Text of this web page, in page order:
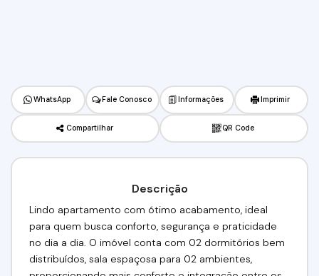
WhatsApp Fale Conosco Informações Imprimir
Compartilhar QR Code
Descrição
Lindo apartamento com ótimo acabamento, ideal
para quem busca conforto, segurança e praticidade
no dia a dia. O imóvel conta com 02 dormitórios bem
distribuídos, sala espaçosa para 02 ambientes,